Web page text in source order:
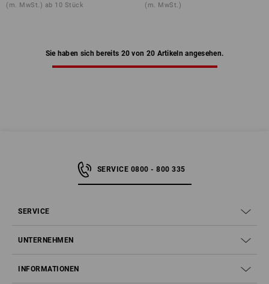
(m. MwSt.) ab 10 Stück (m. MwSt.)
Sie haben sich bereits 20 von 20 Artikeln angesehen.
SERVICE 0800 - 800 335
SERVICE
UNTERNEHMEN
INFORMATIONEN